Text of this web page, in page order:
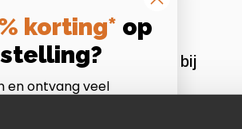
Aangesloten bij
korting* op
en ontvang veel
met andere acties of